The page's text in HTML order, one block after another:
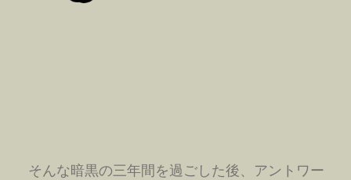
そんな暗黒の三年間を過ごした後、アントワー